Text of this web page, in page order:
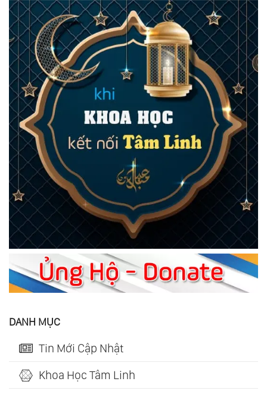
DANH MỤC
Tin Mới Cập Nhật
Khoa Học Tâm Linh